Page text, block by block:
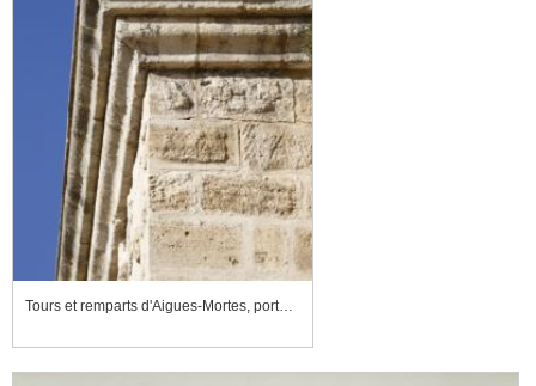
Tours et remparts d'Aigues-Mortes, porte de la Reine